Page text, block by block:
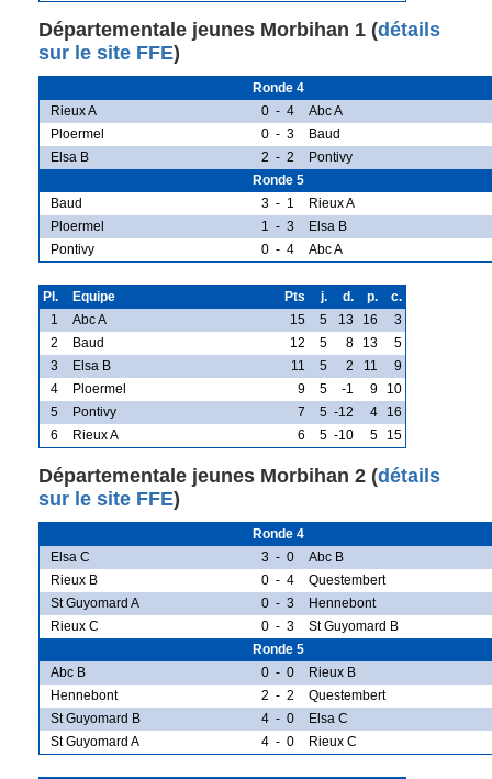
Départementale jeunes Morbihan 1 (détails
sur le site FFE)
Ronde 4
Rieux A
0 - 4
Abc A
Ploermel
0 - 3
Baud
Elsa B
2 - 2
Pontivy
Ronde 5
Baud
3 - 1
Rieux A
Ploermel
1 - 3
Elsa B
Pontivy
0 - 4 Abc A
Pl. Equipe Pts j. d. p.
c.
1
Abc A 15 5 13 16
3
2
Baud 12 5 8 13
5
3
Elsa B 11 5 2 11
9
4
Ploermel 9 5 -1 9
10
5
Pontivy 7 5 -12 4
16
6
Rieux A 6 5 -10 5 15
Départementale jeunes Morbihan 2 (détails
sur le site FFE)
Ronde 4
Elsa C
3 - 0
Abc B
Rieux B
0 - 4
Questembert
St Guyomard A
0 - 3
Hennebont
Rieux C
0 - 3
St Guyomard B
Ronde 5
Abc B
0 - 0
Rieux B
Hennebont
2 - 2
Questembert
St Guyomard B
4 - 0
Elsa C
St Guyomard A
4 - 0 Rieux C